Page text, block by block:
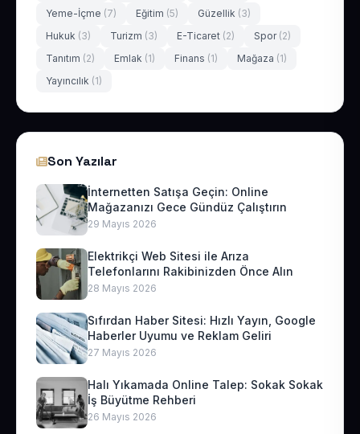
Yeme-İçme (7) Eğitim (5) Güzellik (3)
Hukuk (3) Turizm (3) E-Ticaret (2) Spor (2)
Tanıtım (2) Emlak (1) Finans (1) Mağaza (1)
Yayıncılık (1)
Son Yazılar
İnternetten Satışa Geçin: Online
Mağazanızı Gece Gündüz Çalıştırın
29 Mayıs 2026
Elektrikçi Web Sitesi ile Arıza
Telefonlarını Rakibinizden Önce Alın
28 Mayıs 2026
Sıfırdan Haber Sitesi: Hızlı Yayın, Google
Haberler Uyumu ve Reklam Geliri
27 Mayıs 2026
Halı Yıkamada Online Talep: Sokak Sokak
İş Büyütme Rehberi
26 Mayıs 2026